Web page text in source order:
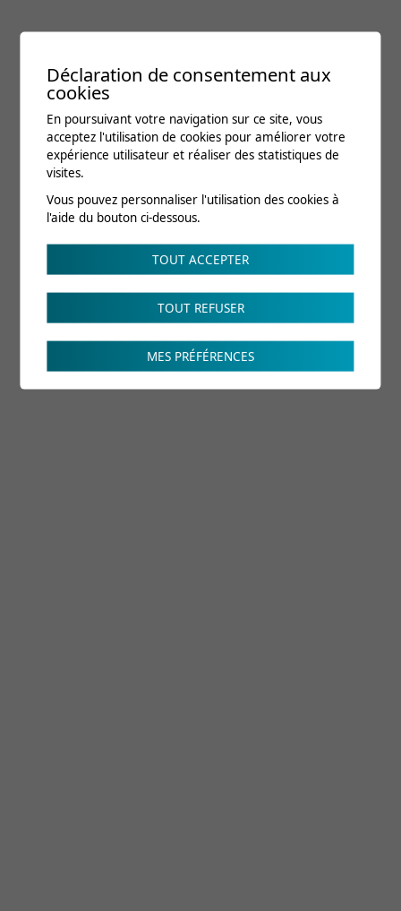
Déclaration de consentement aux
cookies
En poursuivant votre navigation sur ce site, vous
acceptez l'utilisation de cookies pour améliorer votre
expérience utilisateur et réaliser des statistiques de
visites.
Vous pouvez personnaliser l'utilisation des cookies à
l'aide du bouton ci-dessous.
TOUT ACCEPTER
TOUT REFUSER
MES PRÉFÉRENCES